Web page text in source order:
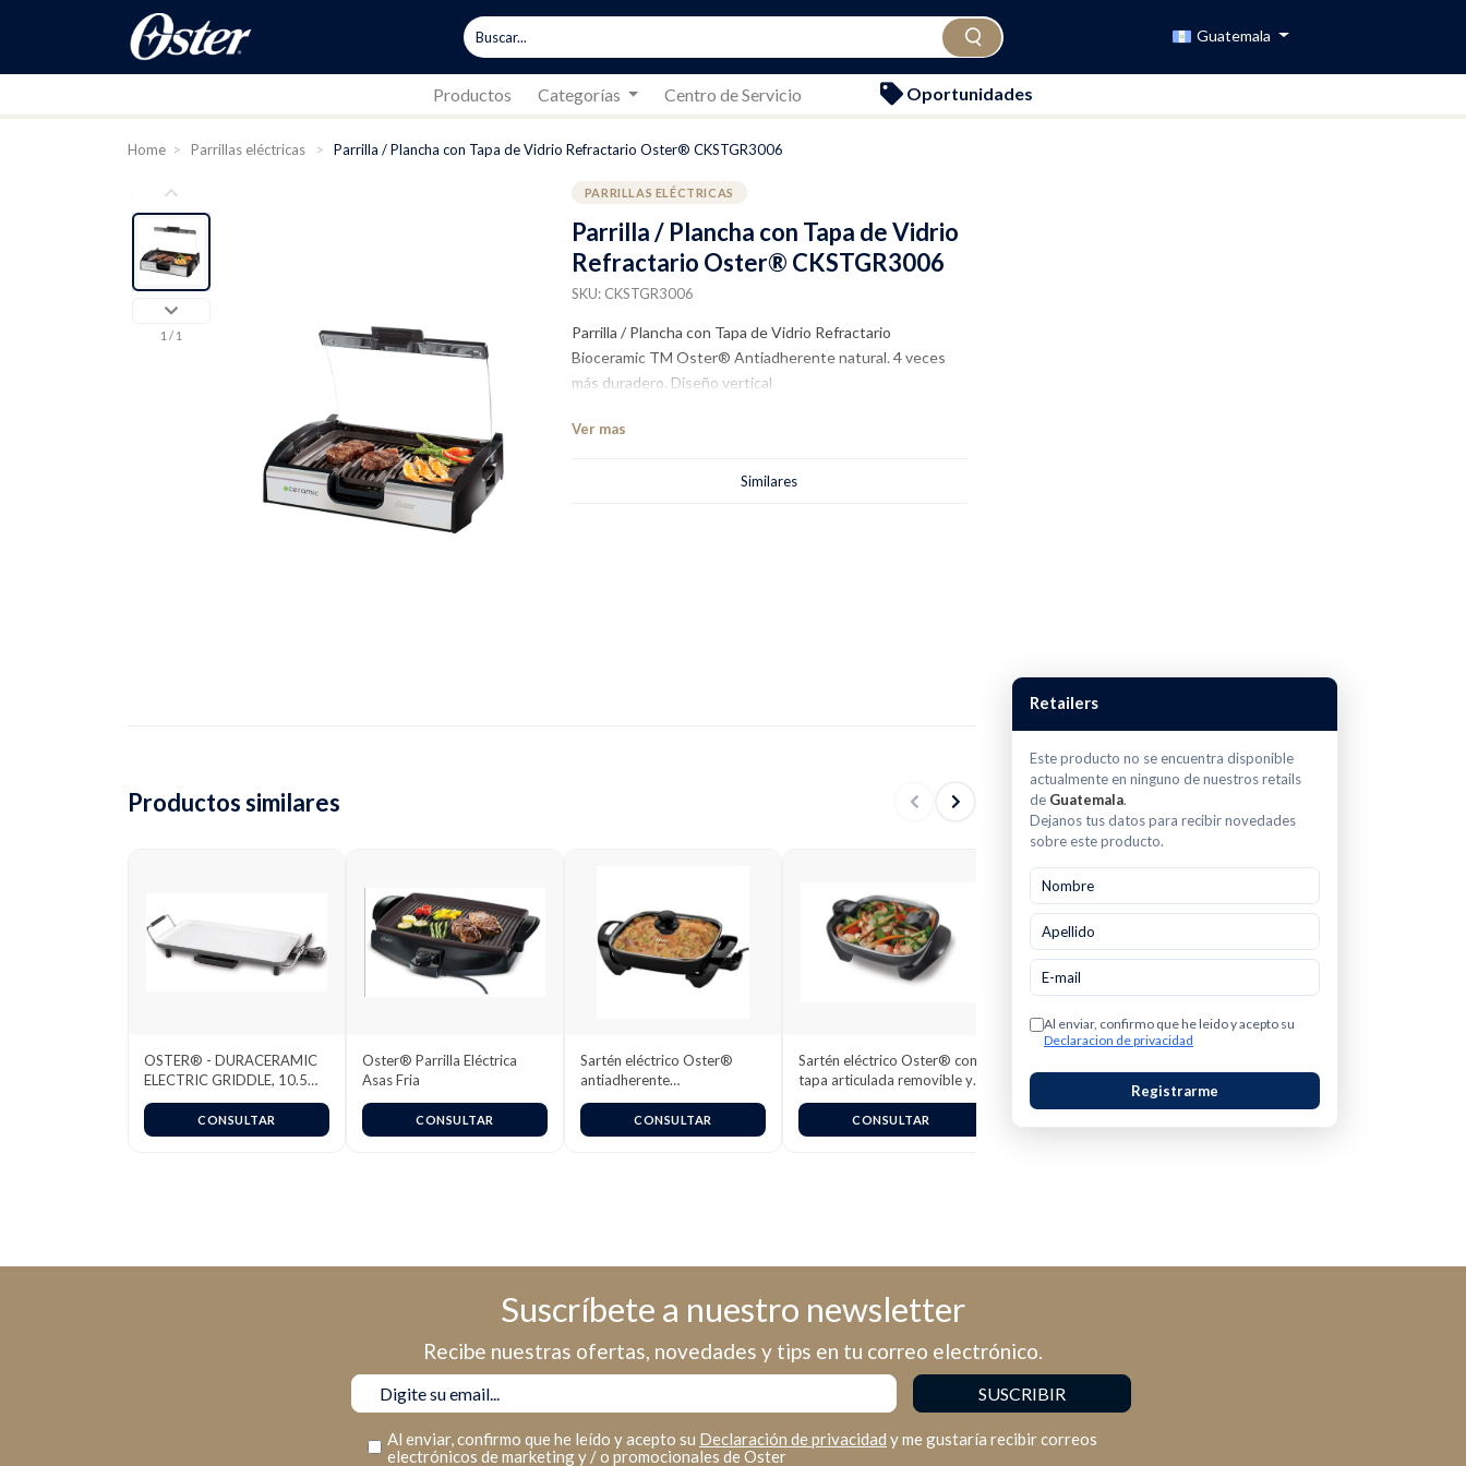
Guatemala
Productos Categorías Centro de Servicio Oportunidades
Home > Parrillas eléctricas > Parrilla / Plancha con Tapa de Vidrio Refractario Oster® CKSTGR3006
1 / 1
PARRILLAS ELÉCTRICAS
Parrilla / Plancha con Tapa de Vidrio
Refractario Oster® CKSTGR3006
SKU: CKSTGR3006
Parrilla / Plancha con Tapa de Vidrio Refractario
Bioceramic TM Oster® Antiadherente natural. 4 veces
más duradero. Diseño vertical
Ver mas
Similares
Productos similares
OSTER® - DURACERAMIC
ELECTRIC GRIDDLE, 10.5
POR 18.5-INCH, BLANCO
CONSULTAR
Oster® Parrilla Eléctrica
Asas Fria
CONSULTAR
Sartén eléctrico Oster®
antiadherente
CKSTSK1712B
CONSULTAR
Sartén eléctrico Oster® con
tapa articulada removible y
revestimiento Bioceramic™
CONSULTAR
Retailers
Este producto no se encuentra disponible
actualmente en ninguno de nuestros retails
de Guatemala.
Dejanos tus datos para recibir novedades
sobre este producto.
Al enviar, confirmo que he leido y acepto su
Declaracion de privacidad
Registrarme
Suscríbete a nuestro newsletter
Recibe nuestras ofertas, novedades y tips en tu correo electrónico.
Al enviar, confirmo que he leído y acepto su Declaración de privacidad y me gustaría recibir correos
electrónicos de marketing y / o promocionales de Oster